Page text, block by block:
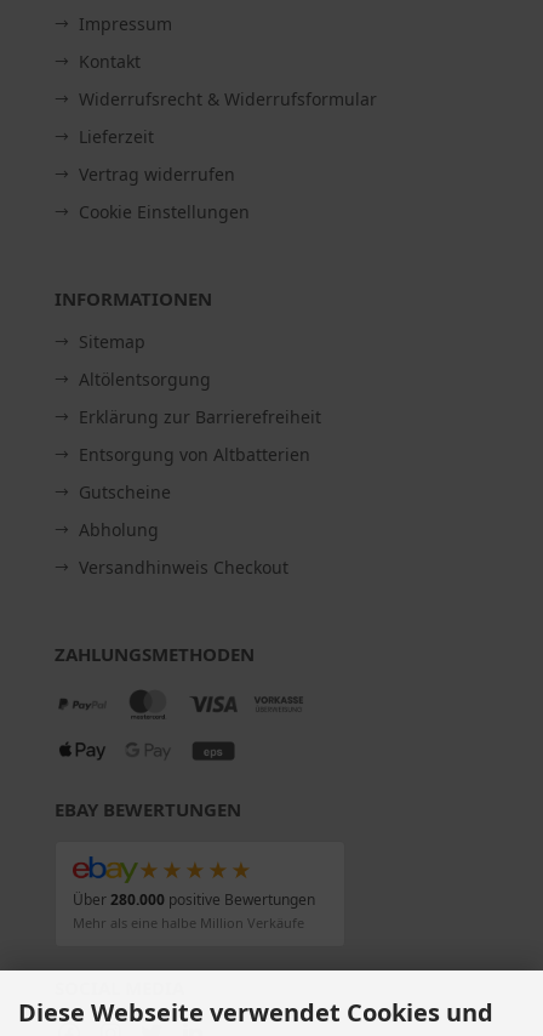
Impressum
Kontakt
Widerrufsrecht & Widerrufsformular
Lieferzeit
Vertrag widerrufen
Cookie Einstellungen
INFORMATIONEN
Sitemap
Altölentsorgung
Erklärung zur Barrierefreiheit
Entsorgung von Altbatterien
Gutscheine
Abholung
Versandhinweis Checkout
ZAHLUNGSMETHODEN
EBAY BEWERTUNGEN
★★★★★
Über280.000positive Bewertungen
Mehr als eine halbe Million Verkäufe
Diese Webseite verwendet Cookies und